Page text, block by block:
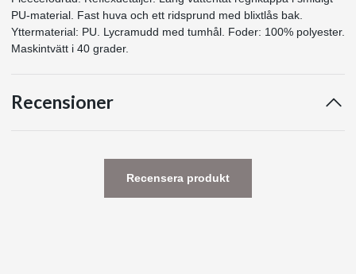
PU-material. Fast huva och ett ridsprund med blixtlås bak.
Yttermaterial: PU. Lycramudd med tumhål. Foder: 100% polyester.
Maskintvätt i 40 grader.
Recensioner
Recensera produkt